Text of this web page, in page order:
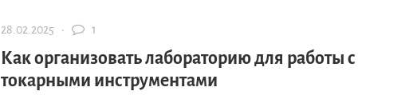
28.02.2025 · 1
Как организовать лабораторию для работы с
токарными инструментами